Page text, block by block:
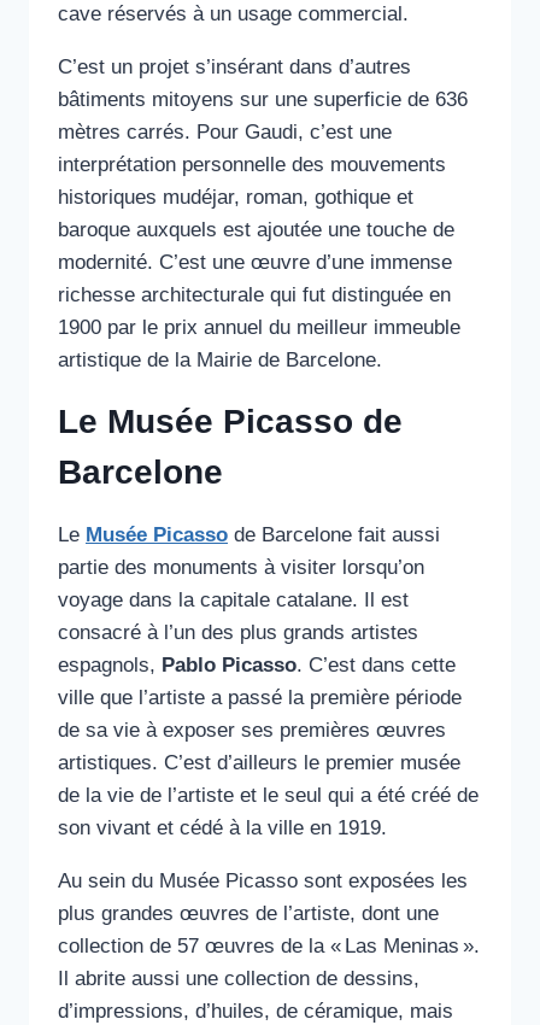
cave réservés à un usage commercial.
C’est un projet s’insérant dans d’autres
bâtiments mitoyens sur une superficie de 636
mètres carrés. Pour Gaudi, c’est une
interprétation personnelle des mouvements
historiques mudéjar, roman, gothique et
baroque auxquels est ajoutée une touche de
modernité. C’est une œuvre d’une immense
richesse architecturale qui fut distinguée en
1900 par le prix annuel du meilleur immeuble
artistique de la Mairie de Barcelone.
Le Musée Picasso de
Barcelone
Le Musée Picasso de Barcelone fait aussi
partie des monuments à visiter lorsqu’on
voyage dans la capitale catalane. Il est
consacré à l’un des plus grands artistes
espagnols, Pablo Picasso. C’est dans cette
ville que l’artiste a passé la première période
de sa vie à exposer ses premières œuvres
artistiques. C’est d’ailleurs le premier musée
de la vie de l’artiste et le seul qui a été créé de
son vivant et cédé à la ville en 1919.
Au sein du Musée Picasso sont exposées les
plus grandes œuvres de l’artiste, dont une
collection de 57 œuvres de la « Las Meninas ».
Il abrite aussi une collection de dessins,
d’impressions, d’huiles, de céramique, mais